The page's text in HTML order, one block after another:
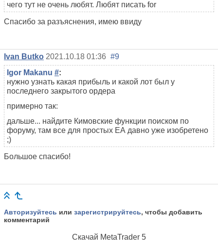
чего тут не очень любят. Любят писать for
Спасибо за разъяснения, имею ввиду
Ivan Butko 2021.10.18 01:36 #9
Igor Makanu #:
нужно узнать какая прибыль и какой лот был у
последнего закрытого ордера
примерно так:
дальше... найдите Кимовские функции поиском по
форуму, там все для простых ЕА давно уже изобретено
;)
Большое спасибо!
Авторизуйтесь или зарегистрируйтесь, чтобы добавить
комментарий
Скачай MetaTrader 5